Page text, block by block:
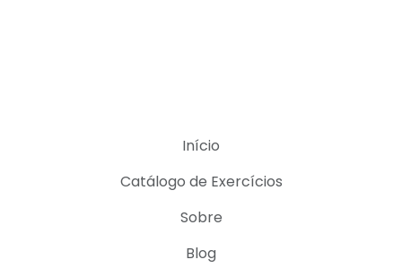
Início
Catálogo de Exercícios
Sobre
Blog